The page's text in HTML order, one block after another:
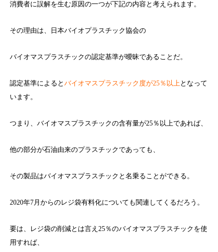
消費者に誤解を生む原因の一つが下記の内容と考えられます。
その理由は、日本バイオプラスチック協会の
バイオマスプラスチックの認定基準が曖昧であることだ。
認定基準によると バイオマスプラスチック度が25％以上となって
います。
つまり、バイオマスプラスチックの含有量が25％以上であれば、
他の部分が石油由来のプラスチックであっても、
その製品はバイオマスプラスチックと名乗ることができる。
2020年7月からのレジ袋有料化についても関連してくるだろう。
要は、レジ袋の削減とは言え25％のバイオマスプラスチックを使
用すれば、